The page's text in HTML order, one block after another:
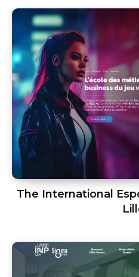
The International